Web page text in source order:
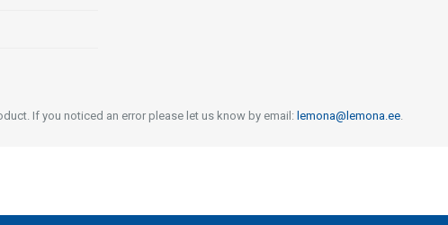
If you noticed an error please let us know by email: lemona@lemona.ee.